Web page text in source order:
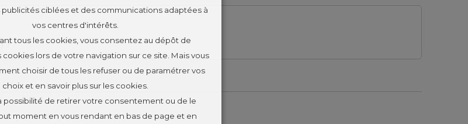
?
publicités ciblées et des communications adaptées à
vos centres d'intérêts.
tous les cookies, vous consentez au dépôt de
cookies lors de votre navigation sur ce site. Mais vous
choisir de tous les refuser ou de paramétrer vos
choix et en savoir plus sur les cookies.
possibilité de retirer votre consentement ou de le
moment en vous rendant en bas de page et en